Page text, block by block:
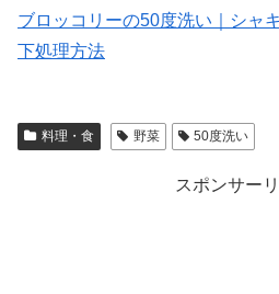
ブロッコリーの50度洗い｜シャ
下処理方法
料理・食 野菜 50度洗い
スポンサー